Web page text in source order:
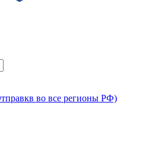
во все регионы РФ)